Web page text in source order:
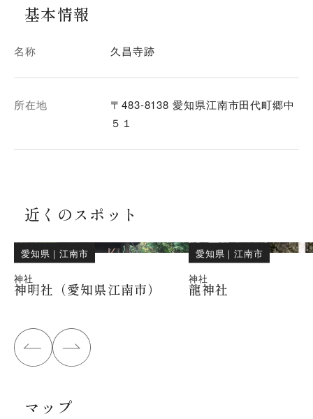
基本情報
名称 久昌寺跡
所在地
〒483-8138 愛知県江南市田代町郷中
５１
近くのスポット
愛知県 ｜江南市
神社
神明社（愛知県江南市）
愛知県 ｜江南市
神社
龍神社
マップ